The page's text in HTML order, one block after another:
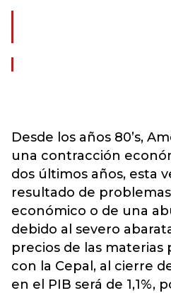
Desde los años 80’s,
una contracción
dos últimos años, esta
resultado de
económico o de una
debido al severo
precios de las materias
con la Cepal, al cierre
en el PIB será de 1,1%,